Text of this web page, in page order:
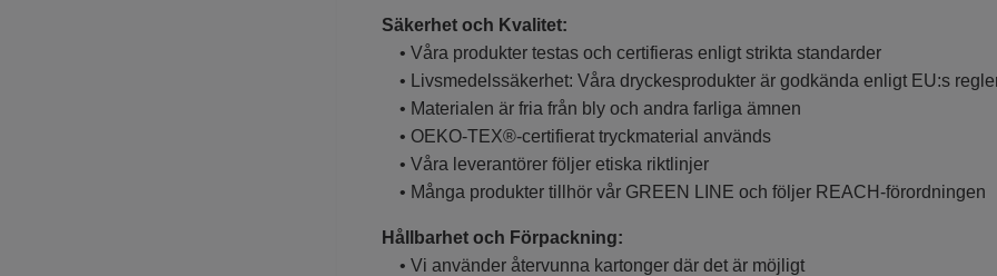
Säkerhet och Kvalitet:
• Våra produkter testas och certifieras enligt strikta standarder
• Livsmedelssäkerhet: Våra dryckesprodukter är godkända enligt EU:s
• Materialen är fria från bly och andra farliga ämnen
• OEKO-TEX®-certifierat tryckmaterial används
• Våra leverantörer följer etiska riktlinjer
• Många produkter tillhör vår GREEN LINE och följer REACH-förordningen
Hållbarhet och Förpackning:
• Vi använder återvunna kartonger där det är möjligt